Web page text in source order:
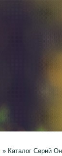
» Каталог Серий